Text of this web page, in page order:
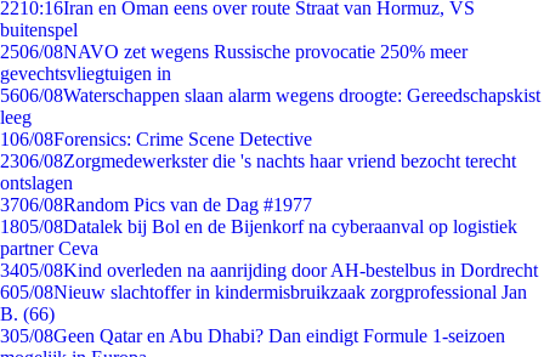
2210:16Iran en Oman eens over route Straat van Hormuz, VS
buitenspel
2506/08NAVO zet wegens Russische provocatie 250% meer
gevechtsvliegtuigen in
5606/08Waterschappen slaan alarm wegens droogte: Gereedschapskist
leeg
106/08Forensics: Crime Scene Detective
2306/08Zorgmedewerkster die 's nachts haar vriend bezocht terecht
ontslagen
3706/08Random Pics van de Dag #1977
1805/08Datalek bij Bol en de Bijenkorf na cyberaanval op logistiek
partner Ceva
3405/08Kind overleden na aanrijding door AH-bestelbus in Dordrecht
605/08Nieuw slachtoffer in kindermisbruikzaak zorgprofessional Jan
B. (66)
305/08Geen Qatar en Abu Dhabi? Dan eindigt Formule 1-seizoen